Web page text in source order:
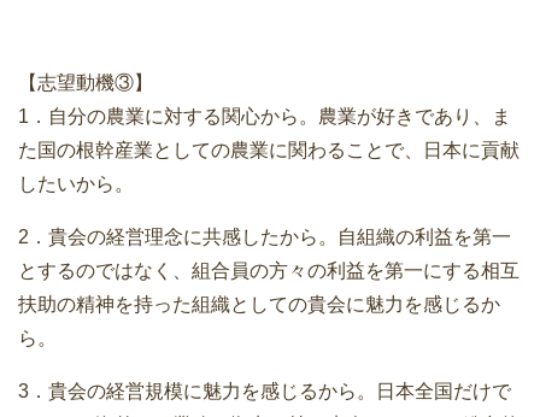
【志望動機③】
1．自分の農業に対する関心から。農業が好きであり、ま
た国の根幹産業としての農業に関わることで、日本に貢献
したいから。
2．貴会の経営理念に共感したから。自組織の利益を第一
とするのではなく、組合員の方々の利益を第一にする相互
扶助の精神を持った組織としての貴会に魅力を感じるか
ら。
3．貴会の経営規模に魅力を感じるから。日本全国だけで